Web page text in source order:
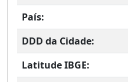
País:
DDD da Cidade:
Latitude IBGE: